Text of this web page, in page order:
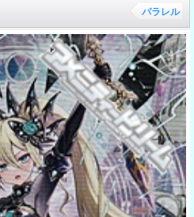
パラレル